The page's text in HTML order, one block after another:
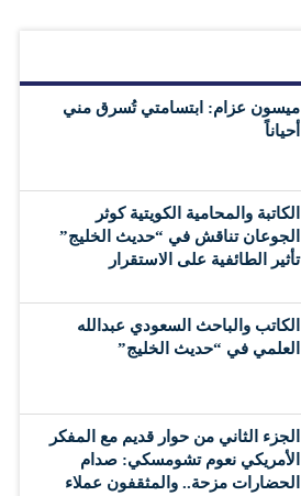
ميسون عزام: ابتسامتي تُسرق مني
أحياناً
الكاتبة والمحامية الكويتية كوثر
الجوعان تناقش في “حديث الخليج”
تأثير الطائفية على الاستقرار
الكاتب والباحث السعودي عبدالله
العلمي في “حديث الخليج”
الجزء الثاني من حوار قديم مع المفكر
الأمريكي نعوم تشومسكي: صدام
الحضارات مزحة.. والمثقفون عملاء